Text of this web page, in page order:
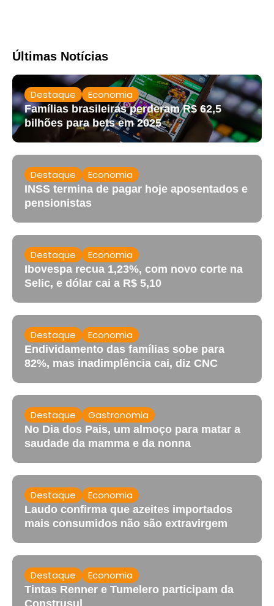
Últimas Notícias
Destaque Economia
Famílias brasileiras perderam R$ 62,5
bilhões para bets em 2025
Destaque Economia
INSS termina de pagar hoje aposentados e
pensionistas
Destaque Economia
Ibovespa recua 1,23%, com novo corte na
Selic, e dólar cai a R$ 5,10
Destaque Economia
Endividamento das famílias sobe para
82%, mas inadimplência cai, diz CNC
Destaque Gastronomia
No Dia dos Pais, um almoço para matar a
saudade da mamma e da nonna
Destaque Economia
Laudo confirma que azeites importados
mais consumidos não são extravirgem
Destaque Economia
Tintas Renner e Tumelero participam da